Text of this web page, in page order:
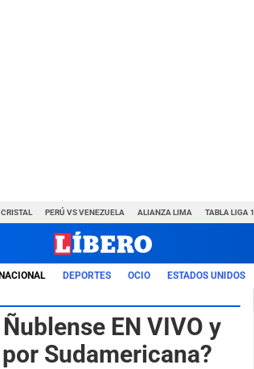
PERÚ VS VENEZUELA ALIANZA LIMA TABLA LIGA 1
DEPORTES OCIO ESTADOS UNIDOS
EN VIVO y
Sudamericana?